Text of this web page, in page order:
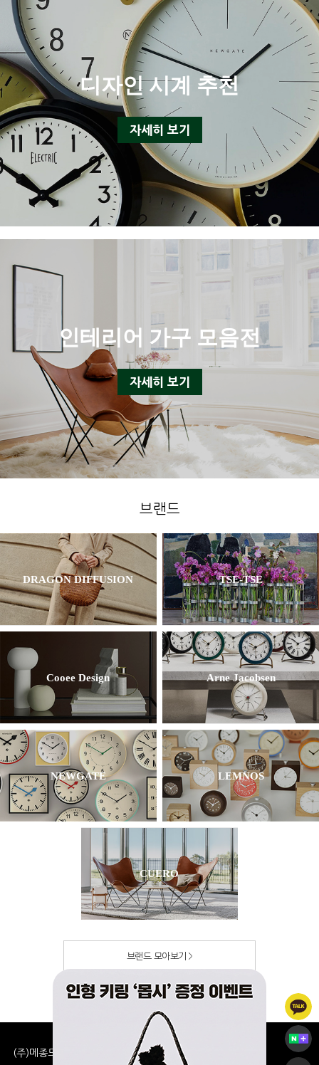
디자인 시계 추천
자세히 보기
인테리어 가구 모음전
자세히 보기
브랜드
DRAGON DIFFUSION TSE-TSE
Cooee Design Arne Jacobsen
NEWGATE LEMNOS
CUERO
브랜드 모아보기
(주)메종드셀린느 사업자 정보